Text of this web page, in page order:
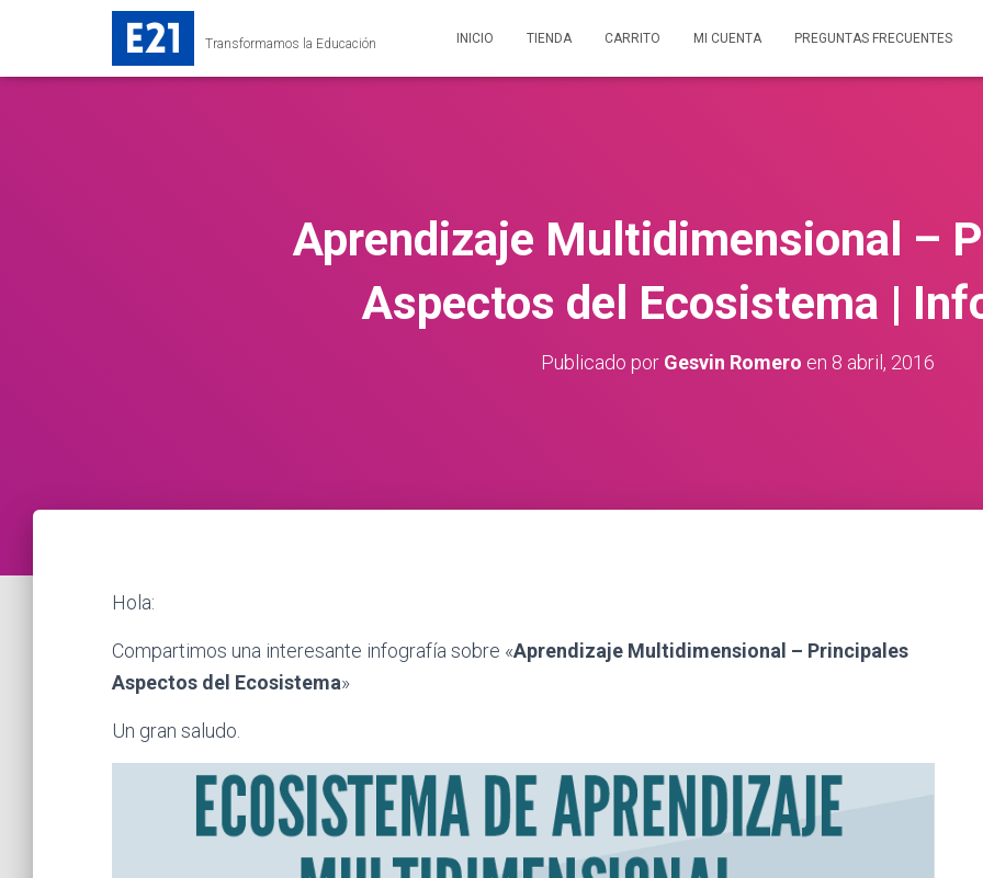
Transformamos la Educación INICIO TIENDA CARRITO MI CUENTA PREGUNTAS FRECUENTES
Aprendizaje Multidimensional –
Aspectos del Ecosistema |
Publicado por Gesvin Romero en 8 abril, 2016
Hola:
Compartimos una interesante infografía sobre «Aprendizaje Multidimensional – Principales
Aspectos del Ecosistema»
Un gran saludo.